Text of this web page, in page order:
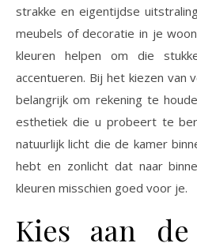
strakke en eigentijdse
meubels of decoratie in je
kleuren helpen om die
accentueren. Bij het kiezen van
belangrijk om rekening te
esthetiek die u probeert te
natuurlijk licht die de kamer
hebt en zonlicht dat naar
kleuren misschien goed voor je.
Kies aan